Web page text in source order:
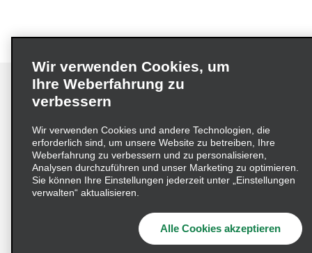
Impressum Nutzungsbedingungen
Datenschutzrichtlinie
Cookie-Richtlinie
Datenschutzoptionen
Lieferkettensorgfaltspflichtengesetz (LkSG) Grundsatzerklärung
Beschwerdeverfahren nach dem
© 2026 Enterprise Holdings, Inc. Alle Rechte vorbehalten
Wir verwenden Cookies, um
Ihre Weberfahrung zu
verbessern
Wir verwenden Cookies und andere Technologien, die
erforderlich sind, um unsere Website zu betreiben, Ihre
Weberfahrung zu verbessern und zu personalisieren,
Analysen durchzuführen und unser Marketing zu optimieren.
Sie können Ihre Einstellungen jederzeit unter „Einstellungen
verwalten“ aktualisieren.
Alle Cookies akzeptieren